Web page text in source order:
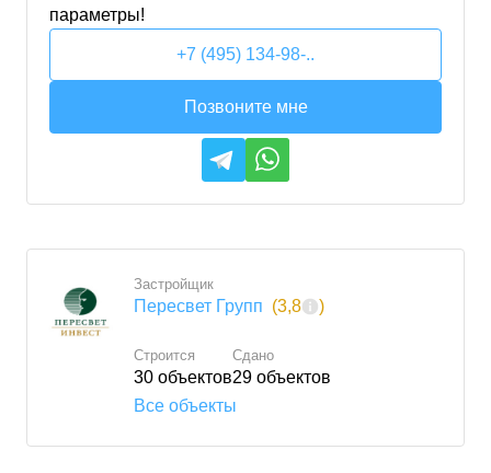
параметры!
+7 (495) 134-98-..
Позвоните мне
Застройщик
Пересвет Групп (3,8 )
Строится
30 объектов
Сдано
29 объектов
Все объекты